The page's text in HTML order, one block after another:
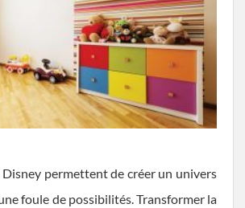
Disney permettent de créer un univers
foule de possibilités. Transformer la